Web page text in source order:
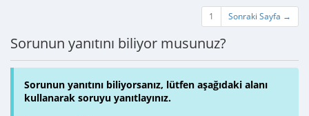
1 Sonraki Sayfa →
Sorunun yanıtını biliyor musunuz?
Sorunun yanıtını biliyorsanız, lütfen aşağıdaki alanı
kullanarak soruyu yanıtlayınız.